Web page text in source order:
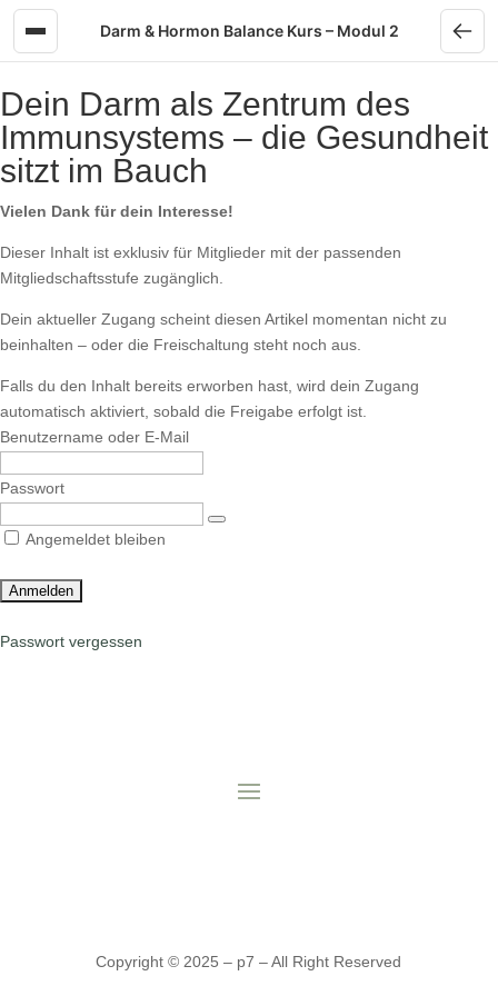
Skip to content
Dein Darm als Zentrum des
Immunsystems – die Gesundheit
sitzt im Bauch
Vielen Dank für dein Interesse!
Dieser Inhalt ist exklusiv für Mitglieder mit der passenden
Mitgliedschaftsstufe zugänglich.
Dein aktueller Zugang scheint diesen Artikel momentan nicht zu
beinhalten – oder die Freischaltung steht noch aus.
Falls du den Inhalt bereits erworben hast, wird dein Zugang
automatisch aktiviert, sobald die Freigabe erfolgt ist.
Benutzername oder E-Mail
Passwort
Angemeldet bleiben
Passwort vergessen
Copyright © 2025 – p7 – All Right Reserved
Darm & Hormon Balance Kurs – Modul 2